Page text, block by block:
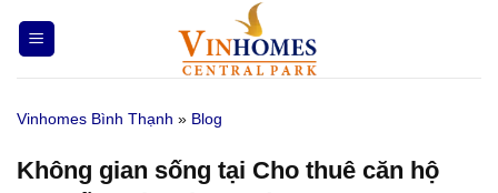
qua
nội
Vinhomes Bình Thạnh » Blog
Không gian sống tại Cho thuê căn hộ